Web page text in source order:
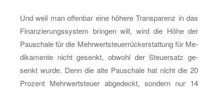
Und weil man of­fen­bar eine hö­he­re Trans­pa­renz in das
Fi­nan­zie­rungs­sys­tem brin­gen will, wird die Höhe der
Pau­scha­le für die Mehr­wert­steu­er­rück­er­stat­tung für Me­
di­ka­men­te nicht ge­senkt, ob­wohl der Steu­er­satz ge­
senkt wurde. Denn die alte Pau­scha­le hat nicht die 20
Pro­zent Mehr­wert­steu­er ab­ge­deckt, son­dern nur 14